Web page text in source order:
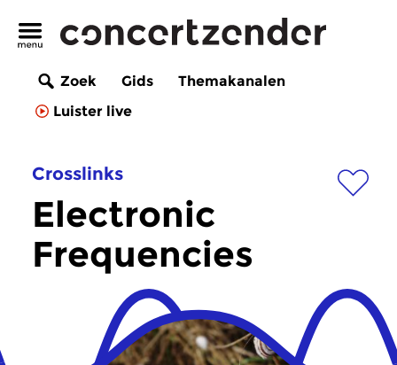
Zoek Gids
Themakanalen
Luister live
Crosslinks
Electronic
Frequencies